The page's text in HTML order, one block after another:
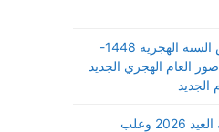
رسائل تهنئة رأس السنة الهجرية 1448-
و صور العام الهجري الجديد
جميع أسعار كحك العيد 2026 وعلب